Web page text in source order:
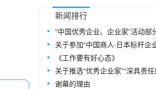
新闻排行
《工作要有好心态》
关于推选“优秀企业家”“深具责
谢幕的理由